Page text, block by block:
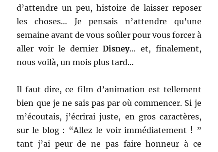
d’attendre un peu, histoire de laisser reposer
les choses… Je pensais n’attendre qu’une
semaine avant de vous soûler pour vous forcer à
aller voir le dernierDisney… et, finalement,
nous voilà, un mois plus tard…
Il faut dire, ce film d’animation est tellement
bien que je ne sais pas par où commencer. Si je
m’écoutais, j’écrirai juste, en gros caractères,
sur le blog : “Allez le voir immédiatement ! ”
tant j’ai peur de ne pas faire honneur à ce